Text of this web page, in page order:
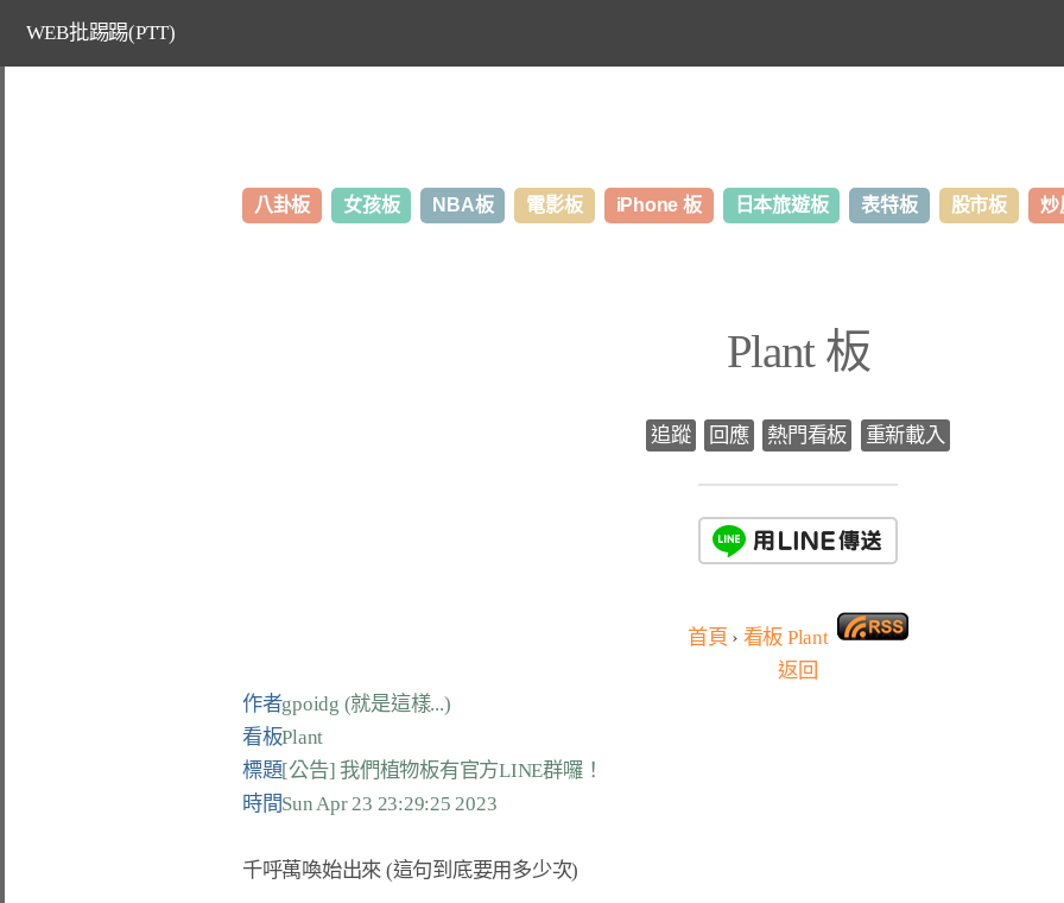
WEB批踢踢(PTT)
八卦板 女孩板 NBA板 電影板 iPhone 板 日本旅遊板 表特板 股市板 炒
Plant 板
追蹤 回應 熱門看板 重新載入
首頁 › 看板 Plant
返回
作者gpoidg (就是這樣...)
看板Plant
標題[公告] 我們植物板有官方LINE群囉！
時間Sun Apr 23 23:29:25 2023
千呼萬喚始出來 (這句到底要用多少次)